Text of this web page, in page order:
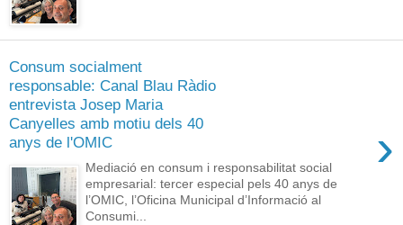
Consum socialment
responsable: Canal Blau Ràdio
entrevista Josep Maria
Canyelles amb motiu dels 40
anys de l'OMIC
›
Mediació en consum i responsabilitat social
empresarial: tercer especial pels 40 anys de
l’OMIC, l’Oficina Municipal d’Informació al
Consumi...